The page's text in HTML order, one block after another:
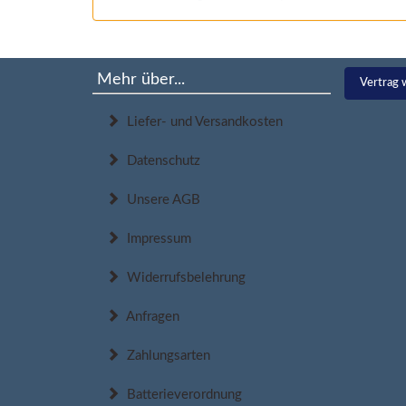
Mehr über...
Liefer- und Versandkosten
Datenschutz
Unsere AGB
Impressum
Widerrufsbelehrung
Anfragen
Zahlungsarten
Batterieverordnung
Vertrag